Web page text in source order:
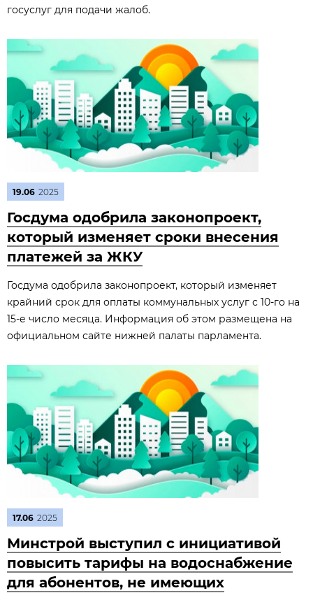
госуслуг для подачи жалоб.
19.06 2025
Госдума одобрила законопроект,
который изменяет сроки внесения
платежей за ЖКУ
Госдума одобрила законопроект, который изменяет
крайний срок для оплаты коммунальных услуг с 10-го на
15-е число месяца. Информация об этом размещена на
официальном сайте нижней палаты парламента.
17.06 2025
Минстрой выступил с инициативой
повысить тарифы на водоснабжение
для абонентов, не имеющих